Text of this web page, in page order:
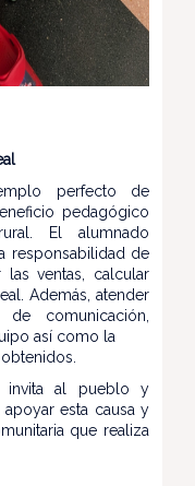
perfecto de
pedagógico
El alumnado
responsabilidad de
las ventas, calcular
Además, atender
comunicación,
así como la
invita al pueblo y
esta causa y
que realiza